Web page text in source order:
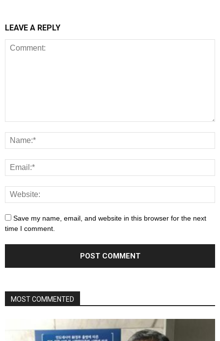
LEAVE A REPLY
Save my name, email, and website in this browser for the next
time I comment.
MOST COMMENTED